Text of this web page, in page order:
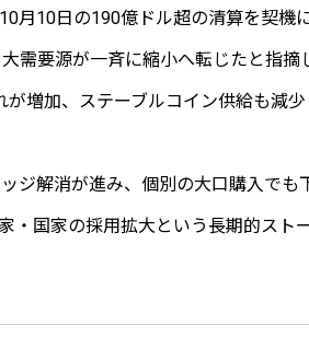
月10日の190億ドル超の清算を契機
需要源が一斉に縮小へ転じたと指摘
が増加、ステーブルコイン供給も減
ジ解消が進み、個別の大口購入でも
・国家の採用拡大という長期的スト